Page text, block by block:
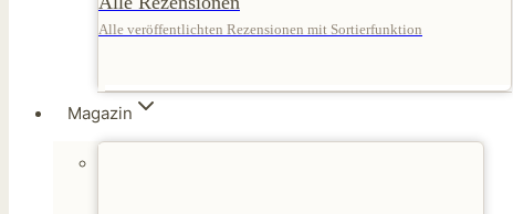
Alle veröffentlichten Rezensionen mit Sortierfunktion
Magazin